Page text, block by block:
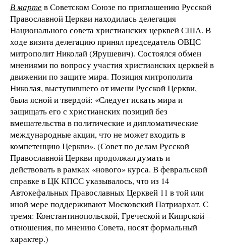
В мартев Советском Союзе по приглашению Русской
Православной Церкви находилась делегация
Национального совета христианских церквей США. В
ходе визита делегацию принял председатель ОВЦС
митрополит Николай (Ярушевич). Состоялся обмен
мнениями по вопросу участия христианских церквей в
движении по защите мира. Позиция митрополита
Николая, выступившего от имени Русской Церкви,
была ясной и твердой: «Следует искать мира и
защищать его с христианских позиций без
вмешательства в политические и дипломатические
международные акции, что не может входить в
компетенцию Церкви». (Совет по делам Русской
Православной Церкви продолжал думать и
действовать в рамках «нового» курса. В февральской
справке в ЦК КПСС указывалось, что из 14
Автокефальных Православных Церквей 11 в той или
иной мере поддерживают Московский Патриархат. С
тремя: Константинопольской, Греческой и Кипрской –
отношения, по мнению Совета, носят формальный
характер.)